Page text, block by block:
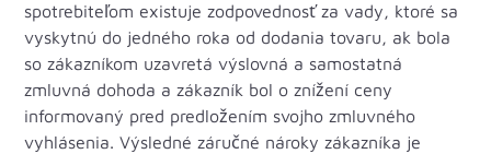
spotrebiteľom existuje zodpovednosť za vady, ktoré sa
vyskytnú do jedného roka od dodania tovaru, ak bola
so zákazníkom uzavretá výslovná a samostatná
zmluvná dohoda a zákazník bol o znížení ceny
informovaný pred predložením svojho zmluvného
vyhlásenia. Výsledné záručné nároky zákazníka je